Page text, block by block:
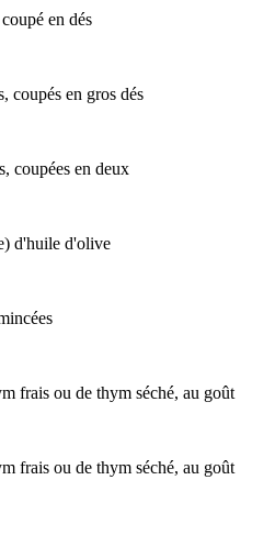
en dés
coupés en gros dés
coupées en deux
d'huile d'olive
frais ou de thym séché, au goût
frais ou de thym séché, au goût